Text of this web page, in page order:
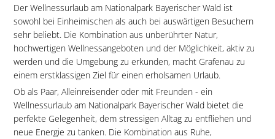
Der Wellnessurlaub am Nationalpark Bayerischer Wald ist
sowohl bei Einheimischen als auch bei auswärtigen Besuchern
sehr beliebt. Die Kombination aus unberührter Natur,
hochwertigen Wellnessangeboten und der Möglichkeit, aktiv zu
werden und die Umgebung zu erkunden, macht Grafenau zu
einem erstklassigen Ziel für einen erholsamen Urlaub.
Ob als Paar, Alleinreisender oder mit Freunden - ein
Wellnessurlaub am Nationalpark Bayerischer Wald bietet die
perfekte Gelegenheit, dem stressigen Alltag zu entfliehen und
neue Energie zu tanken. Die Kombination aus Ruhe,